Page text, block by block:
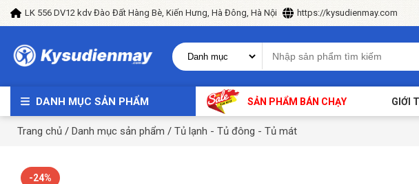
LK 556 DV12 kdv Đào Đất Hàng Bè, Kiến Hưng, Hà Đông, Hà Nội https://kysudienmay.com
DANH MỤC SẢN PHẨM SẢN PHẨM BÁN CHẠY GIỚI
Trang chủ / Danh mục sản phẩm / Tủ lạnh - Tủ đông - Tủ mát
-24%